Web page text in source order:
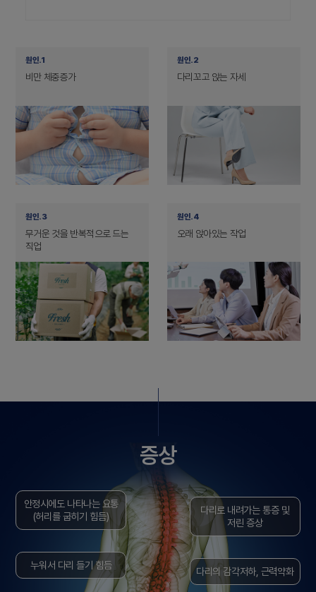
원인.1
비만 체중증가
원인.2
다리꼬고 앉는 자세
원인.3
무거운 것을 반복적으로 드는
직업
원인.4
오래 앉아있는 작업
증상
안정시에도 나타나는 요통
(허리를 굽히기 힘듬)
다리로 내려가는 통증 및
저린 증상
누워서 다리 들기 힘듬
다리의 감각저하, 근력약화